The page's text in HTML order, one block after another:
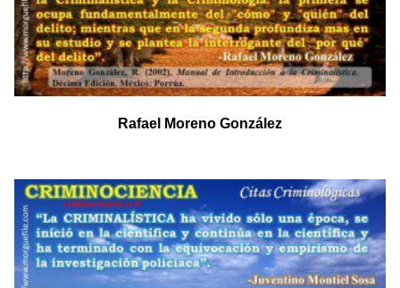
Rafael Moreno González